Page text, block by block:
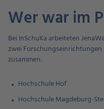
Wer war im
Bei InSchuKa arbeiteten
zwei
zusammen:
Hochschule Hof
Hochschule Magdeburg-